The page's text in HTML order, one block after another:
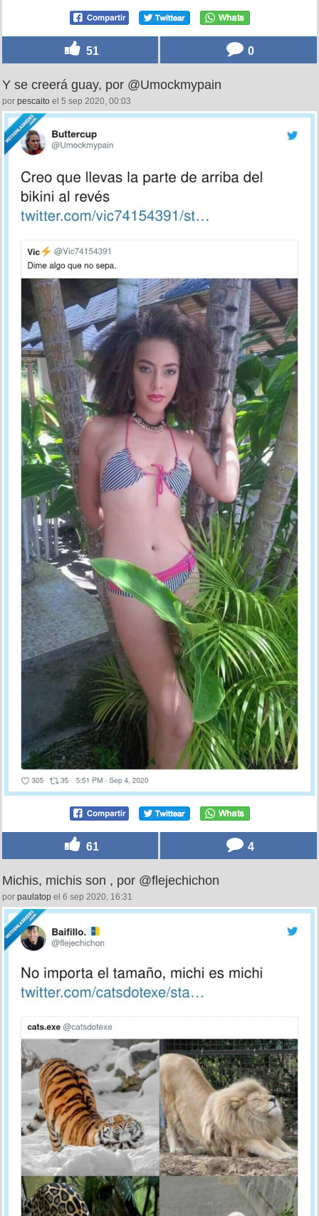
51 0
Y se creerá guay, por @Umockmypain
por pescaito el 5 sep 2020, 00:03
61 4
Michis, michis son , por @flejechichon
por paulatop el 6 sep 2020, 16:31